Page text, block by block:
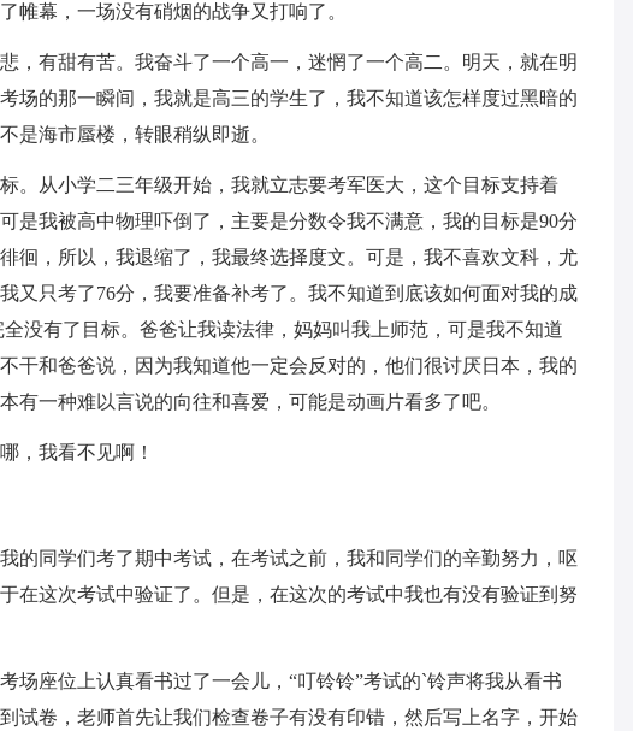
帷幕，一场没有硝烟的战争又打响了。
，有甜有苦。我奋斗了一个高一，迷惘了一个高二。明天，就在明
场的那一瞬间，我就是高三的学生了，我不知道该怎样度过黑暗的
是海市蜃楼，转眼稍纵即逝。
。从小学二三年级开始，我就立志要考军医大，这个目标支持着
是我被高中物理吓倒了，主要是分数令我不满意，我的目标是90分
徊，所以，我退缩了，我最终选择度文。可是，我不喜欢文科，尤
又只考了76分，我要准备补考了。我不知道到底该如何面对我的成
没有了目标。爸爸让我读法律，妈妈叫我上师范，可是我不知道
干和爸爸说，因为我知道他一定会反对的，他们很讨厌日本，我的
有一种难以言说的向往和喜爱，可能是动画片看多了吧。
，我看不见啊！
的同学们考了期中考试，在考试之前，我和同学们的辛勤努力，呕
在这次考试中验证了。但是，在这次的考试中我也有没有验证到努
场座位上认真看书过了一会儿，“叮铃铃”考试的`铃声将我从看书
试卷，老师首先让我们检查卷子有没有印错，然后写上名字，开始